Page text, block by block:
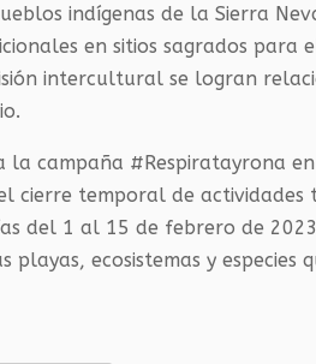
indígenas de la Sierra
en sitios sagrados para
intercultural se logran
la campaña #Respiratayrona
cierre temporal de
del 1 al 15 de febrero de
playas, ecosistemas y